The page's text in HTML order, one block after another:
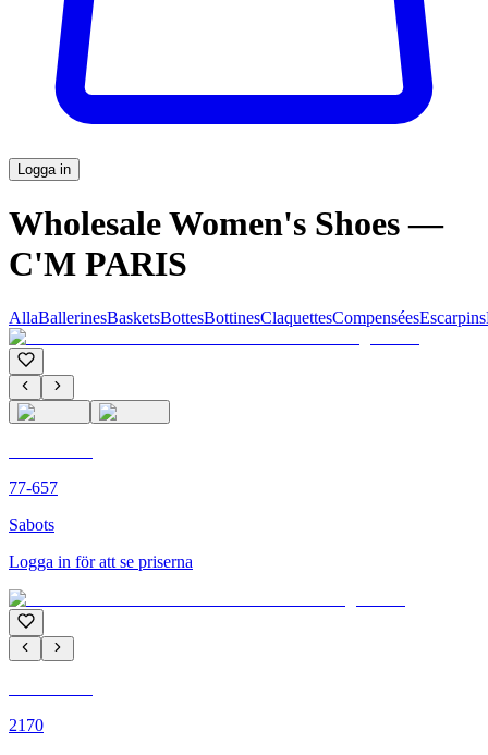
Logga in
Wholesale Women's Shoes —
C'M PARIS
AllaBallerinesBasketsBottesBottinesClaquettesCompenséesEscarpins
77-657
Sabots
Logga in för att se priserna
2170